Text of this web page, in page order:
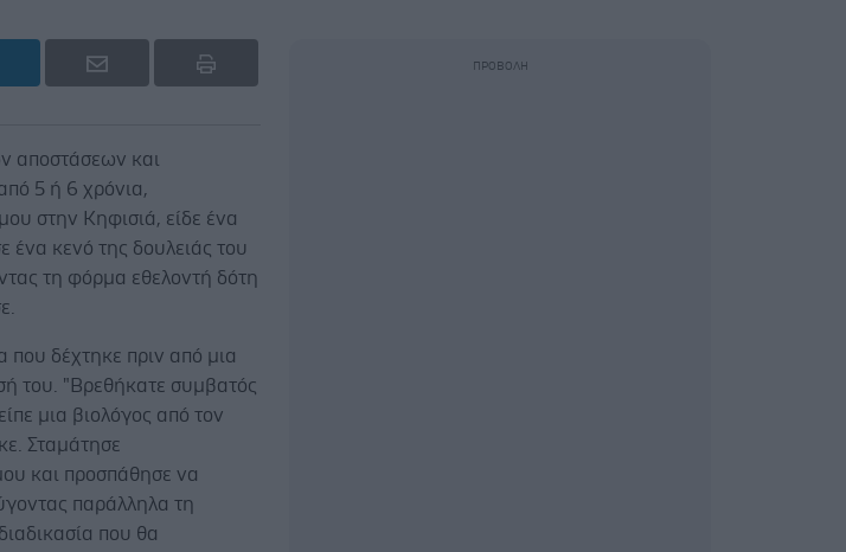
αποστάσεων και
5 ή 6 χρόνια,
στην Κηφισιά, είδε ένα
ένα κενό της δουλειάς του
τη φόρμα εθελοντή δότη
δέχτηκε πριν από μια
του. "Βρεθήκατε συμβατός
μια βιολόγος από τον
Σταμάτησε
και προσπάθησε να
παράλληλα τη
που θα